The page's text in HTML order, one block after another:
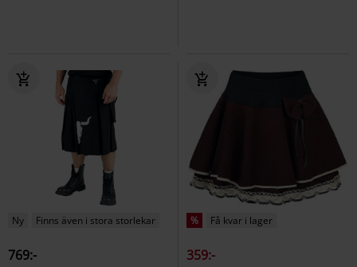
Ny Finns även i stora storlekar
769:-
% Få kvar i lager
359:-